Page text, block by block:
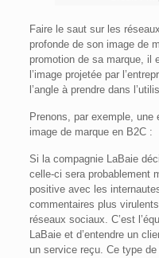
Faire le saut sur les
profonde de son image de
promotion de sa marque, il
l’image projetée par
l’angle à prendre dans
Prenons, par exemple, une
image de marque en B2C :
Si la compagnie LaBaie
celle-ci sera probablement
positive avec les
commentaires plus
réseaux sociaux. C’est
LaBaie et d’entendre un
un service reçu. Ce type